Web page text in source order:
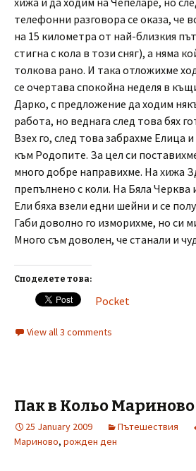
телефонни разговора се оказа, че
на 15 километра от най-близкия
стигна с кола в този сняг), а няма
толкова рано. И така отложихме
се очертава спокойна неделя в
Дарко, с предложение да ходим
работа, но веднага след това бях
Взех го, след това забрахме Елица
към Родопите. За цел си
много добре направихме. На хижа
препълнено с коли. На Бяла Черква
Ели бяха взели едни шейни и се
Габи доволно го изморихме, но си
Много съм доволен, че станали и
Споделете това:
Pocket
View all 3 comments
Пак в Кольо Мариново
25 January 2009 Пътешествия
Мариново, рожден ден